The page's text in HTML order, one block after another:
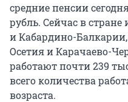
средние пенсии
рубль. Сейчас в
и Кабардино-
Осетия и Карачаево-
работают почти 239
всего количества
возраста.